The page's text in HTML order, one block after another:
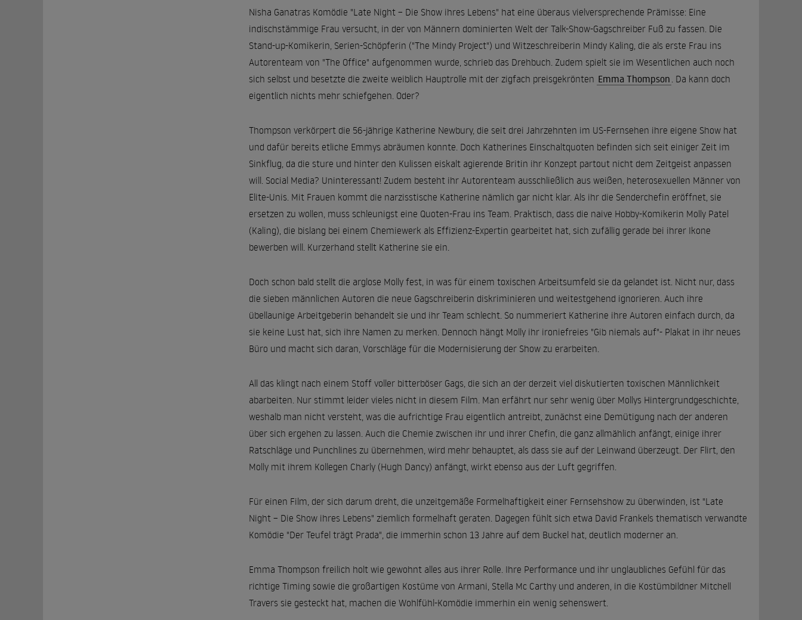
Nisha Ganatras Komödie "Late Night – Die Show ihres Lebens" hat eine überaus vielversprechende Prämisse: Eine
indischstämmige Frau versucht, in der von Männern dominierten Welt der Talk-Show-Gagschreiber Fuß zu fassen. Die
Stand-up-Komikerin, Serien-Schöpferin ("The Mindy Project") und Witzeschreiberin Mindy Kaling, die als erste Frau ins
Autorenteam von "The Office" aufgenommen wurde, schrieb das Drehbuch. Zudem spielt sie im Wesentlichen auch noch
sich selbst und besetzte die zweite weiblich Hauptrolle mit der zigfach preisgekrönten Emma Thompson . Da kann doch
eigentlich nichts mehr schiefgehen. Oder?
Thompson verkörpert die 56-jährige Katherine Newbury, die seit drei Jahrzehnten im US-Fernsehen ihre eigene Show hat
und dafür bereits etliche Emmys abräumen konnte. Doch Katherines Einschaltquoten befinden sich seit einiger Zeit im
Sinkflug, da die sture und hinter den Kulissen eiskalt agierende Britin ihr Konzept partout nicht dem Zeitgeist anpassen
will. Social Media? Uninteressant! Zudem besteht ihr Autorenteam ausschließlich aus weißen, heterosexuellen Männer von
Elite-Unis. Mit Frauen kommt die narzisstische Katherine nämlich gar nicht klar. Als ihr die Senderchefin eröffnet, sie
ersetzen zu wollen, muss schleunigst eine Quoten-Frau ins Team. Praktisch, dass die naive Hobby-Komikerin Molly Patel
(Kaling), die bislang bei einem Chemiewerk als Effizienz-Expertin gearbeitet hat, sich zufällig gerade bei ihrer Ikone
bewerben will. Kurzerhand stellt Katherine sie ein.
Doch schon bald stellt die arglose Molly fest, in was für einem toxischen Arbeitsumfeld sie da gelandet ist. Nicht nur, dass
die sieben männlichen Autoren die neue Gagschreiberin diskriminieren und weitestgehend ignorieren. Auch ihre
übellaunige Arbeitgeberin behandelt sie und ihr Team schlecht. So nummeriert Katherine ihre Autoren einfach durch, da
sie keine Lust hat, sich ihre Namen zu merken. Dennoch hängt Molly ihr ironiefreies "Gib niemals auf"- Plakat in ihr neues
Büro und macht sich daran, Vorschläge für die Modernisierung der Show zu erarbeiten.
All das klingt nach einem Stoff voller bitterböser Gags, die sich an der derzeit viel diskutierten toxischen Männlichkeit
abarbeiten. Nur stimmt leider vieles nicht in diesem Film. Man erfährt nur sehr wenig über Mollys Hintergrundgeschichte,
weshalb man nicht versteht, was die aufrichtige Frau eigentlich antreibt, zunächst eine Demütigung nach der anderen
über sich ergehen zu lassen. Auch die Chemie zwischen ihr und ihrer Chefin, die ganz allmählich anfängt, einige ihrer
Ratschläge und Punchlines zu übernehmen, wird mehr behauptet, als dass sie auf der Leinwand überzeugt. Der Flirt, den
Molly mit ihrem Kollegen Charly (Hugh Dancy) anfängt, wirkt ebenso aus der Luft gegriffen.
Für einen Film, der sich darum dreht, die unzeitgemäße Formelhaftigkeit einer Fernsehshow zu überwinden, ist "Late
Night – Die Show ihres Lebens" ziemlich formelhaft geraten. Dagegen fühlt sich etwa David Frankels thematisch verwandte
Komödie "Der Teufel trägt Prada", die immerhin schon 13 Jahre auf dem Buckel hat, deutlich moderner an.
Emma Thompson freilich holt wie gewohnt alles aus ihrer Rolle. Ihre Performance und ihr unglaubliches Gefühl für das
richtige Timing sowie die großartigen Kostüme von Armani, Stella Mc Carthy und anderen, in die Kostümbildner Mitchell
Travers sie gesteckt hat, machen die Wohlfühl-Komödie immerhin ein wenig sehenswert.